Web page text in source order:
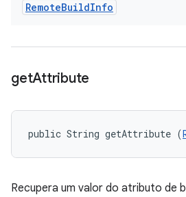
RemoteBuildInfo
getAttribute
public String getAttribute (
Recupera um valor do atributo de